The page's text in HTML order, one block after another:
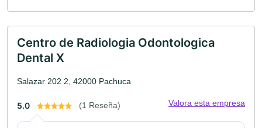
Centro de Radiologia Odontologica
Dental X
Salazar 202 2, 42000 Pachuca
5.0 (1 Reseña) Valora esta empresa